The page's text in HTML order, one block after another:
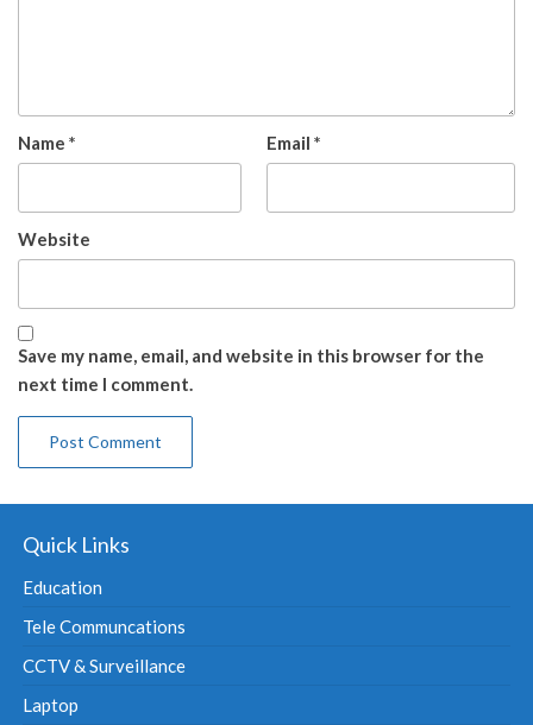
Name * Email *
Website
Save my name, email, and website in this browser for the
next time I comment.
Quick Links
Education
Tele Communcations
CCTV & Surveillance
Laptop